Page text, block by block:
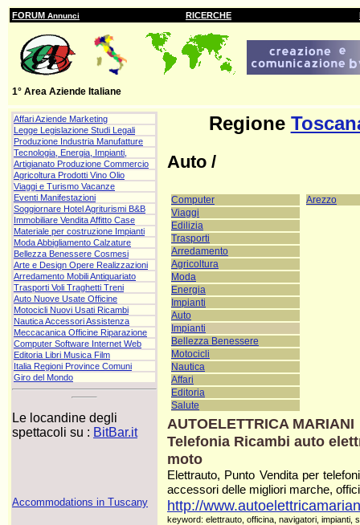
FORUM Annunci RICERCHE
1° Area Aziende Italiane
Affari Aziende Marketing
Legge Legislazione Studi Legali
Produzione Industria Manufatture
Tecnologia, Energia, Impianti,
Artigianato Produzione Commercio
Agricoltura Prodotti Vino Olio
Viaggi e Turismo Vacanze
Eventi Manifestazioni
Soggiornare Hotel Agriturismi B&B
Immobiliare Vendita Affitto Case
Materiale per costruzione Impianti
Moda Abbigliamento Calzature
Bellezza Benessere Cosmesi
Arte e Design Opere Realizzazioni
Arredamento Mobili Antiquariato
Trasporti Voli Traghetti Treni
Auto Nuove Usate Officine
Motocicli Nuovi Usati Ricambi
Nautica Accessori Assistenza
Meccacanica Officine Riparazione
Computer Software Internet Web
Editoria Libri Musica Film
Italia Regioni Province Comuni
Giro del Mondo
Le locandine degli
spettacoli su : BitBar.it
Accommodations in Tuscany
Regione
Auto /
Computer
Viaggi
Edilizia
Trasporti
Arredamento
Agricoltura
Moda
Energia
Impianti
Auto
Impianti
Bellezza Benessere
Motocicli
Nautica
Affari
Editoria
Salute
Arezzo
AUTOELETTRICA MARIANI
Telefonia Ricambi auto
moto
Elettrauto, Punto Vendita per
accessori delle migliori marche,
http://
keyword: elettrauto, officina, navigatori, impianti,